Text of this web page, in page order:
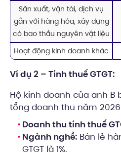
Sản xuất, vận tải, dịch vụ
gắn với hàng hóa, xây dựng
có bao thầu nguyên vật liệu
Hoạt động kinh doanh khác
Ví dụ 2 – Tính thuế GTGT:
Hộ kinh doanh của anh B
tổng doanh thu năm
Doanh thu tính thuế
Ngành nghề: Bán lẻ
GTGT là 1%.